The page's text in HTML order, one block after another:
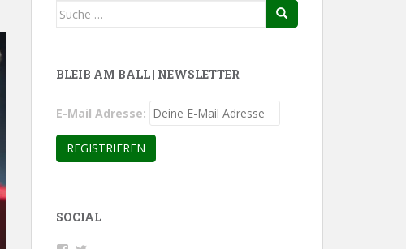
Suche
BLEIB AM BALL | NEWSLETTER
E-Mail Adresse:
SOCIAL